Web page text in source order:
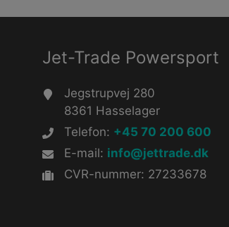
Jet-Trade Powersport
Jegstrupvej 280
8361 Hasselager
Telefon: +45 70 200 600
E-mail: info@jettrade.dk
CVR-nummer: 27233678